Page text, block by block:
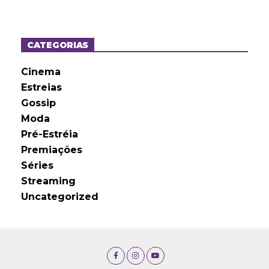
o
sCATEGORIAS
Cinema
Estreias
Gossip
Moda
Pré-Estréia
Premiações
Séries
Streaming
Uncategorized